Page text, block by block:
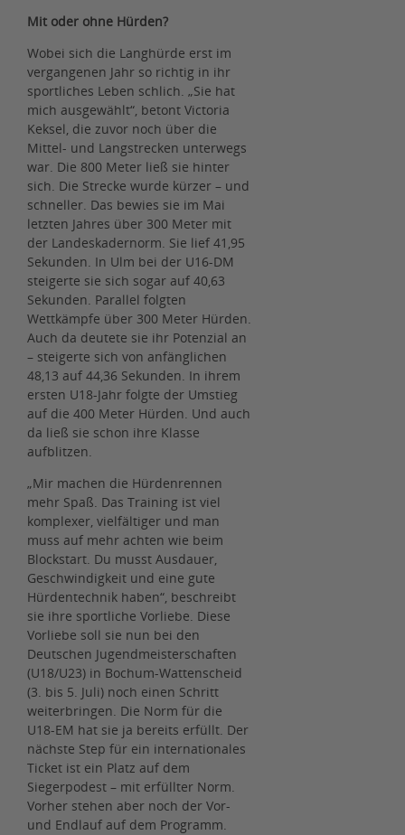
Mit oder ohne Hürden?
Wobei sich die Langhürde erst im
vergangenen Jahr so richtig in ihr
sportliches Leben schlich. „Sie hat
mich ausgewählt“, betont Victoria
Keksel, die zuvor noch über die
Mittel- und Langstrecken unterwegs
war. Die 800 Meter ließ sie hinter
sich. Die Strecke wurde kürzer – und
schneller. Das bewies sie im Mai
letzten Jahres über 300 Meter mit
der Landeskadernorm. Sie lief 41,95
Sekunden. In Ulm bei der U16-DM
steigerte sie sich sogar auf 40,63
Sekunden. Parallel folgten
Wettkämpfe über 300 Meter Hürden.
Auch da deutete sie ihr Potenzial an
– steigerte sich von anfänglichen
48,13 auf 44,36 Sekunden. In ihrem
ersten U18-Jahr folgte der Umstieg
auf die 400 Meter Hürden. Und auch
da ließ sie schon ihre Klasse
aufblitzen.
„Mir machen die Hürdenrennen
mehr Spaß. Das Training ist viel
komplexer, vielfältiger und man
muss auf mehr achten wie beim
Blockstart. Du musst Ausdauer,
Geschwindigkeit und eine gute
Hürdentechnik haben“, beschreibt
sie ihre sportliche Vorliebe. Diese
Vorliebe soll sie nun bei den
Deutschen Jugendmeisterschaften
(U18/U23) in Bochum-Wattenscheid
(3. bis 5. Juli) noch einen Schritt
weiterbringen. Die Norm für die
U18-EM hat sie ja bereits erfüllt. Der
nächste Step für ein internationales
Ticket ist ein Platz auf dem
Siegerpodest – mit erfüllter Norm.
Vorher stehen aber noch der Vor-
und Endlauf auf dem Programm.